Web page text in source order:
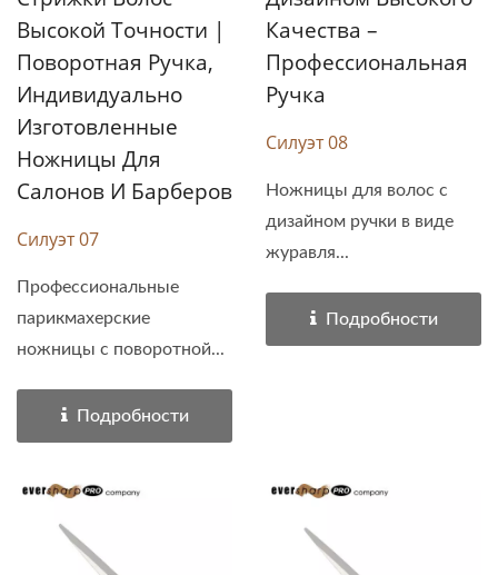
Высокой Точности |
Поворотная Ручка,
Индивидуально
Изготовленные
Ножницы Для
Салонов И Барберов
Силуэт 07
Профессиональные
парикмахерские
ножницы с поворотной...
Подробности
Качества –
Профессиональная
Ручка
Силуэт 08
Ножницы для волос с
дизайном ручки в виде
журавля...
Подробности